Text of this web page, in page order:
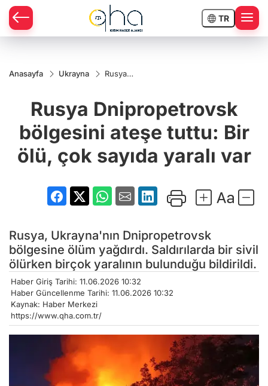
TR
Anasayfa Ukrayna
Rusya
tuttu: Bir ölü,
çok sayıda
yaralı var
Rusya Dnipropetrovsk
bölgesini ateşe tuttu: Bir
ölü, çok sayıda yaralı var
Rusya, Ukrayna'nın Dnipropetrovsk
bölgesine ölüm yağdırdı. Saldırılarda bir sivil
ölürken birçok yaralının bulunduğu bildirildi.
Haber Giriş Tarihi: 11.06.2026 10:32
Haber Güncellenme Tarihi: 11.06.2026 10:32
Kaynak: Haber Merkezi
https://www.qha.com.tr/